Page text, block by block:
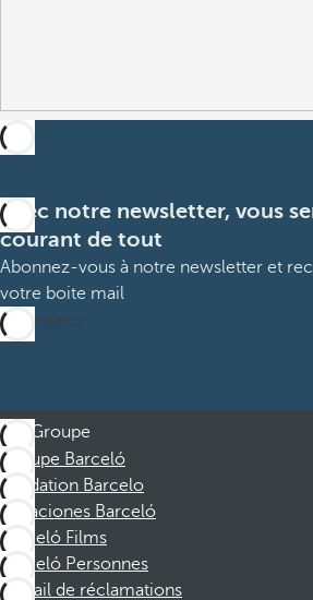
Avec notre newsletter, vous
courant de tout
Abonnez-vous à notre newsletter et
votre boite mail
M’abonner
Groupe
Groupe Barceló
Fondation Barcelo
Vacaciones Barceló
Barceló Films
Barceló Personnes
Portail de réclamations